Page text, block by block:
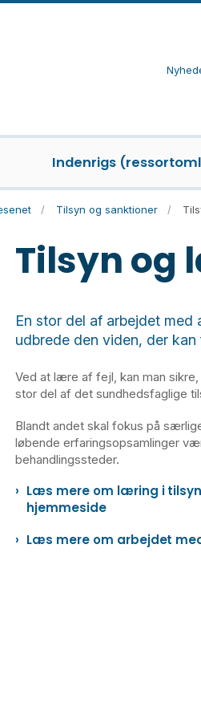
Indenrigs
Tilsyn og sanktioner
Tilsyn og
En stor del af arbejdet
udbrede den viden, der
Ved at lære af fejl, kan man
stor del af det sundhedsfaglige
Blandt andet skal fokus på
løbende erfaringsopsamlinger
behandlingssteder.
Læs mere om læring i
hjemmeside
Læs mere om arbejdet